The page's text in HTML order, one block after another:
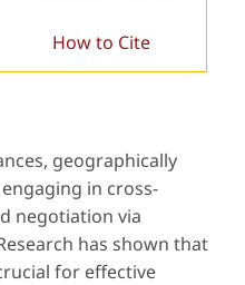
How to Cite
geographically
in cross-
negotiation via
has shown that
for effective